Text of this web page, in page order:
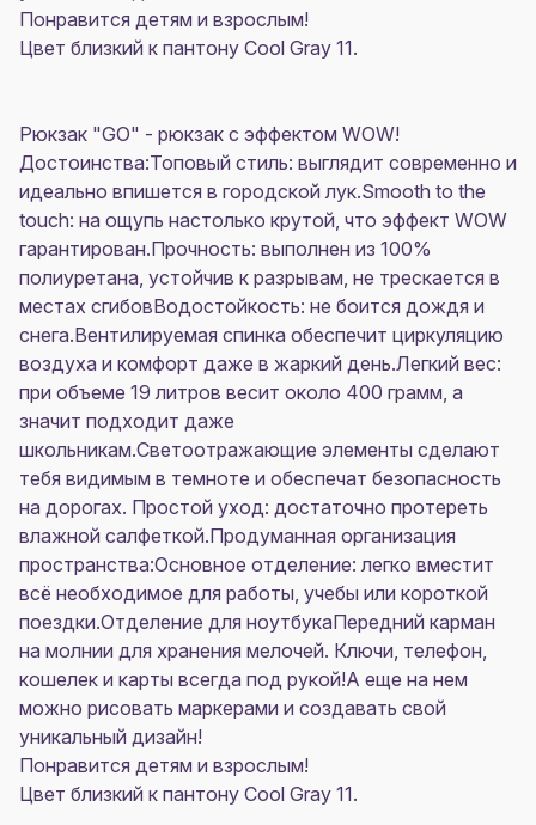
Понравится детям и взрослым!
Цвет близкий к пантону Cool Gray 11.
Рюкзак "GO" - рюкзак с эффектом WOW!
Достоинства:Топовый стиль: выглядит современно и
идеально впишется в городской лук.Smooth to the
touch: на ощупь настолько крутой, что эффект WOW
гарантирован.Прочность: выполнен из 100%
полиуретана, устойчив к разрывам, не трескается в
местах сгибовВодостойкость: не боится дождя и
снега.Вентилируемая спинка обеспечит циркуляцию
воздуха и комфорт даже в жаркий день.Легкий вес:
при объеме 19 литров весит около 400 грамм, а
значит подходит даже
школьникам.Светоотражающие элементы сделают
тебя видимым в темноте и обеспечат безопасность
на дорогах. Простой уход: достаточно протереть
влажной салфеткой.Продуманная организация
пространства:Основное отделение: легко вместит
всё необходимое для работы, учебы или короткой
поездки.Отделение для ноутбукаПередний карман
на молнии для хранения мелочей. Ключи, телефон,
кошелек и карты всегда под рукой!А еще на нем
можно рисовать маркерами и создавать свой
уникальный дизайн!
Понравится детям и взрослым!
Цвет близкий к пантону Cool Gray 11.